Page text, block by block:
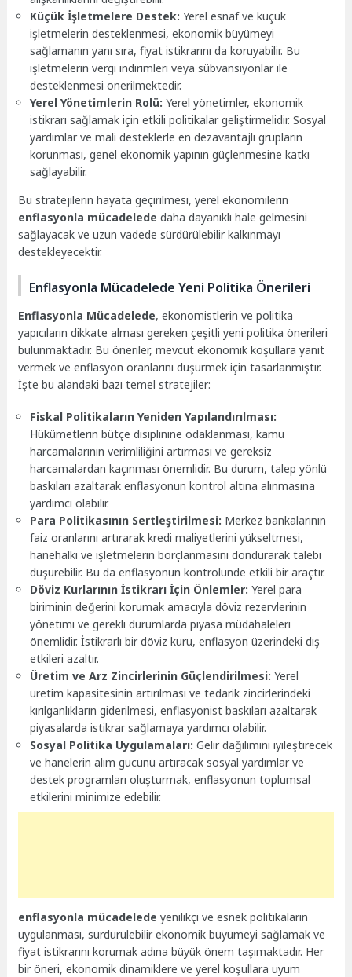
Küçük İşletmelere Destek: Yerel esnaf ve küçük
işletmelerin desteklenmesi, ekonomik büyümeyi
sağlamanın yanı sıra, fiyat istikrarını da koruyabilir. Bu
işletmelerin vergi indirimleri veya sübvansiyonlar ile
desteklenmesi önerilmektedir.
Yerel Yönetimlerin Rolü: Yerel yönetimler, ekonomik
istikrarı sağlamak için etkili politikalar geliştirmelidir. Sosyal
yardımlar ve mali desteklerle en dezavantajlı grupların
korunması, genel ekonomik yapının güçlenmesine katkı
sağlayabilir.
Bu stratejilerin hayata geçirilmesi, yerel ekonomilerin
enflasyonla mücadelede daha dayanıklı hale gelmesini
sağlayacak ve uzun vadede sürdürülebilir kalkınmayı
destekleyecektir.
Enflasyonla Mücadelede Yeni Politika Önerileri
Enflasyonla Mücadelede, ekonomistlerin ve politika
yapıcıların dikkate alması gereken çeşitli yeni politika önerileri
bulunmaktadır. Bu öneriler, mevcut ekonomik koşullara yanıt
vermek ve enflasyon oranlarını düşürmek için tasarlanmıştır.
İşte bu alandaki bazı temel stratejiler:
Fiskal Politikaların Yeniden Yapılandırılması:
Hükümetlerin bütçe disiplinine odaklanması, kamu
harcamalarının verimliliğini artırması ve gereksiz
harcamalardan kaçınması önemlidir. Bu durum, talep yönlü
baskıları azaltarak enflasyonun kontrol altına alınmasına
yardımcı olabilir.
Para Politikasının Sertleştirilmesi: Merkez bankalarının
faiz oranlarını artırarak kredi maliyetlerini yükseltmesi,
hanehalkı ve işletmelerin borçlanmasını dondurarak talebi
düşürebilir. Bu da enflasyonun kontrolünde etkili bir araçtır.
Döviz Kurlarının İstikrarı İçin Önlemler: Yerel para
biriminin değerini korumak amacıyla döviz rezervlerinin
yönetimi ve gerekli durumlarda piyasa müdahaleleri
önemlidir. İstikrarlı bir döviz kuru, enflasyon üzerindeki dış
etkileri azaltır.
Üretim ve Arz Zincirlerinin Güçlendirilmesi: Yerel
üretim kapasitesinin artırılması ve tedarik zincirlerindeki
kırılganlıkların giderilmesi, enflasyonist baskıları azaltarak
piyasalarda istikrar sağlamaya yardımcı olabilir.
Sosyal Politika Uygulamaları: Gelir dağılımını iyileştirecek
ve hanelerin alım gücünü artıracak sosyal yardımlar ve
destek programları oluşturmak, enflasyonun toplumsal
etkilerini minimize edebilir.
enflasyonla mücadelede yenilikçi ve esnek politikaların
uygulanması, sürdürülebilir ekonomik büyümeyi sağlamak ve
fiyat istikrarını korumak adına büyük önem taşımaktadır. Her
bir öneri, ekonomik dinamiklere ve yerel koşullara uyum